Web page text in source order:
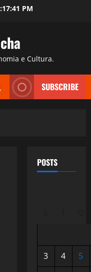
PM
e Cultura.
SUBSCRIBE
POSTS
3 4
5